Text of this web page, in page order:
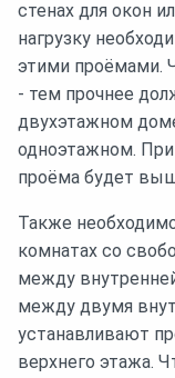
стенах для окон
нагрузку
этими проёмами.
- тем прочнее
двухэтажном
одноэтажном.
проёма будет
Также
комнатах со
между
между двумя
устанавливают
верхнего этажа.